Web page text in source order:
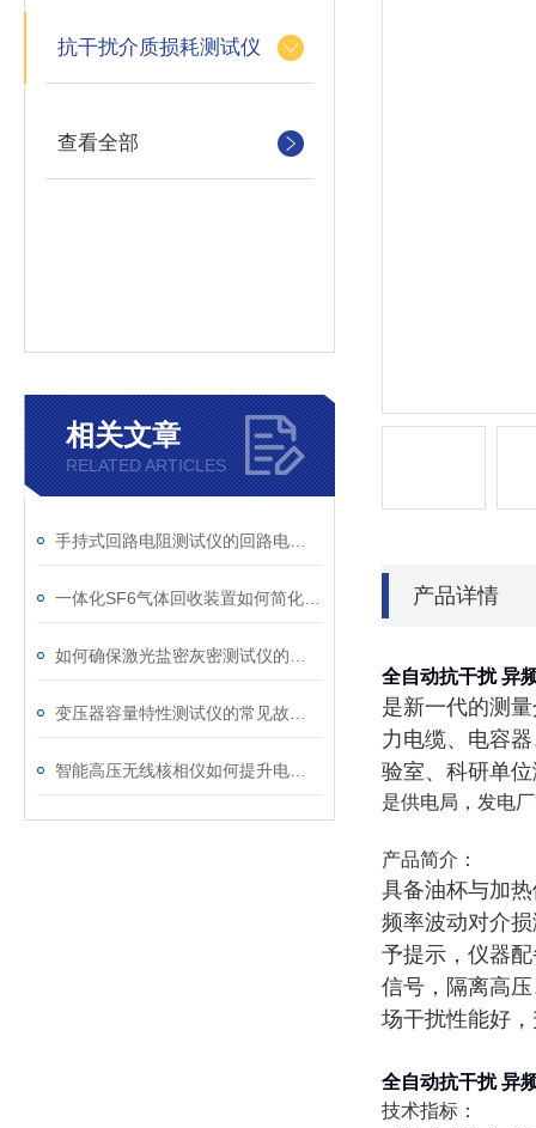
抗干扰介质损耗测试仪
查看全部
相关文章
RELATED ARTICLES
产品详情
全自动抗干扰 异
是新一代的测
力电缆、电容
验室、科研单
是供电局，发电
产品简介：
具备油杯与加
频率波动对介
予提示，仪器
信号，隔离高
场干扰性能好
全自动抗干扰 异
技术指标：